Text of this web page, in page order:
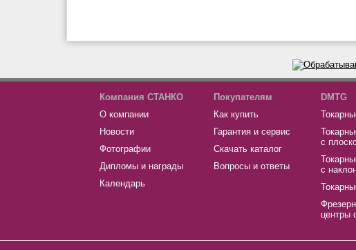
Компания СТАНКО
О компании
Новости
Фотографии
Дипломы и награды
Календарь
Покупателям
Как купить
Гарантия и сервис
Скачать каталог
Вопросы и ответы
DMTG
с
с
центры